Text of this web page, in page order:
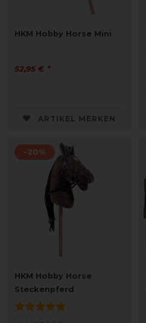
HKM Hobby Horse Mini
52,95 € *
ARTIKEL MERKEN
-20%
HKM Hobby Horse
Steckenpferd